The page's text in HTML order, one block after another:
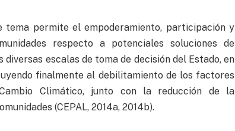
permite el empoderamiento, participación y
respecto a potenciales soluciones de
escalas de toma de decisión del Estado, en
finalmente al debilitamiento de los factores
Climático, junto con la reducción de la
(CEPAL, 2014a, 2014b).